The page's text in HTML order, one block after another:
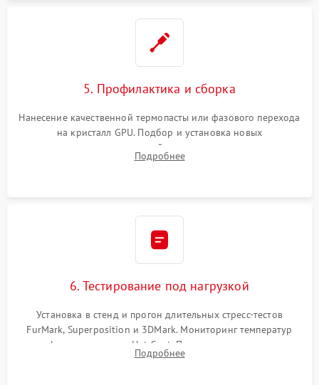
5. Профилактика и сборка
Нанесение качественной термопасты или фазового перехода
на кристалл GPU. Подбор и установка новых
термопрокладок правильной толщины на память и цепи
питания. Монтаж радиатора и бэкплейта, подключение и
Подробнее
6. Тестирование под нагрузкой
Установка в стенд и прогон длительных стресс-тестов
FurMark, Superposition и 3DMark. Мониторинг температур
графического чипа и Hot Spot. Проверка на отсутствие
артефактов изображения, вылетов драйвера и зависаний.
Подробнее